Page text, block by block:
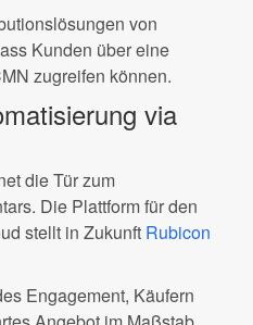
von
Kunden über eine
zugreifen können.
via
die Tür zum
Die Plattform für den
stellt in Zukunft Rubicon
Engagement, Käufern